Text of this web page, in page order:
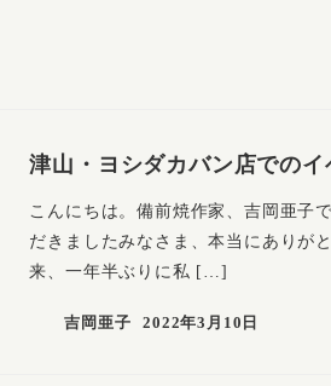
津山・ヨシダカバン店での
こんにちは。備前焼作家、吉岡亜子
だきましたみなさま、本当にありが
来、一年半ぶりに私 […]
吉岡亜子 2022年3月10日